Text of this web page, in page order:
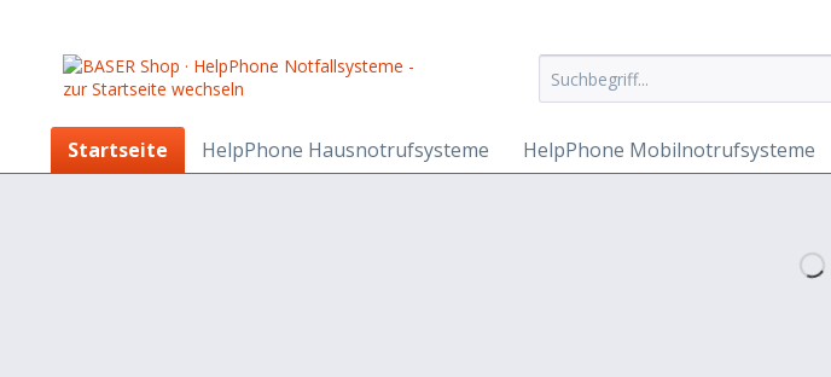
Startseite HelpPhone Hausnotrufsysteme HelpPhone Mobilnotrufsysteme